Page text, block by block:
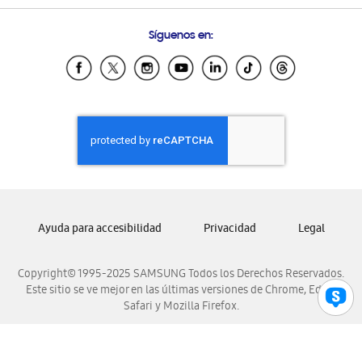
Samsung Ecuador
Samsung El Salvador
Samsung Honduras
Samsung Nicaragua
Samsung Panamá
Samsung Venezuela
Síguenos en:
Copyright© 1995-2025 SAMSUNG Todos los Derechos Reservados.
Este sitio se ve mejor en las últimas versiones de Chrome, Edge,
Safari y Mozilla Firefox.
Ayuda para accesibilidad Privacidad Legal